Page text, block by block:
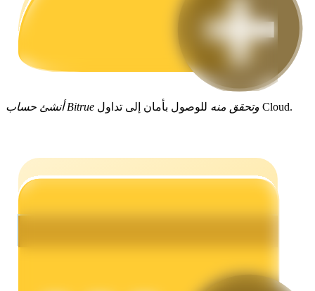
دليل المبتدئين للعقود الآجلة
تعلم كيفية البقاء مربحة
أنشئ حساب Bitrue وتحقق منه للوصول بأمان إلى تداول Cloud.